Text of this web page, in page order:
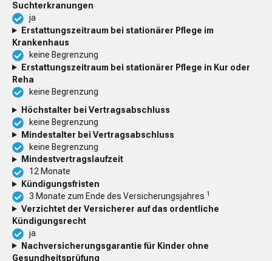
Suchterkranungen
ja
Erstattungszeitraum bei stationärer Pflege im
Krankenhaus
keine Begrenzung
Erstattungszeitraum bei stationärer Pflege in Kur oder
Reha
keine Begrenzung
Höchstalter bei Vertragsabschluss
keine Begrenzung
Mindestalter bei Vertragsabschluss
keine Begrenzung
Mindestvertragslaufzeit
12 Monate
Kündigungsfristen
3 Monate zum Ende des Versicherungsjahres 1
Verzichtet der Versicherer auf das ordentliche
Kündigungsrecht
ja
Nachversicherungsgarantie für Kinder ohne
Gesundheitsprüfung